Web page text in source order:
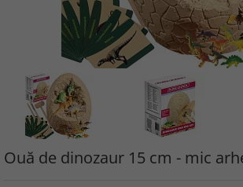
Ouă de dinozaur 15 cm - mic